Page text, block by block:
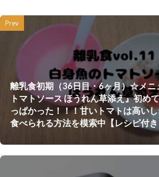
Prev
離乳食初期（36日目・6ヶ月）☆メニ
トマトソース ほうれん草添え』初め
っぱかった！！！甘いトマトは高い
食べられる方法を模索中【レシピ付き